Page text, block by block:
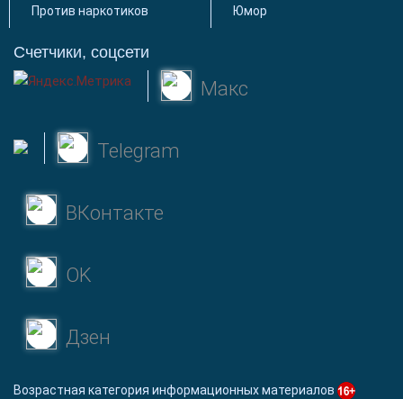
Против наркотиков
Юмор
Счетчики, соцсети
Макс
Telegram
ВКонтакте
OK
Дзен
Возрастная категория информационных материалов